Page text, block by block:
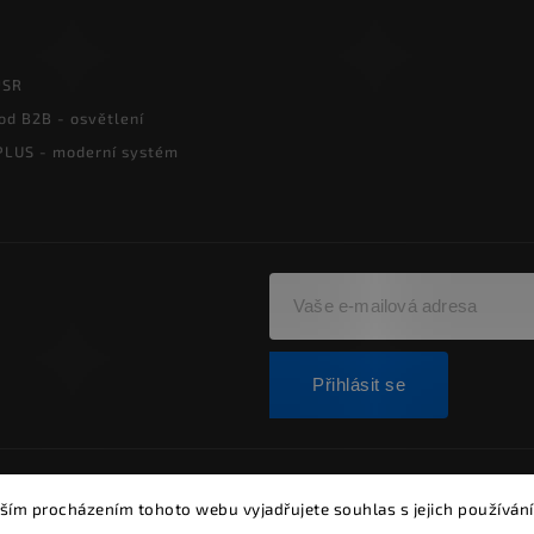
procházením tohoto webu vyjadřujete souhlas s jejich
B2B - osvětlení
- moderní systém
Přihlásit se